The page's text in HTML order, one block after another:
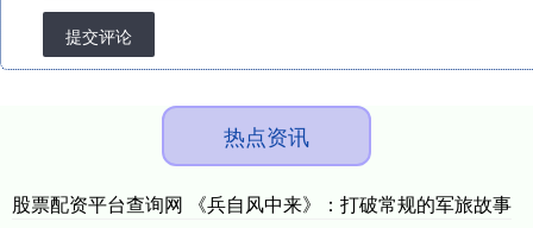
提交评论
热点资讯
股票配资平台查询网 《兵自风中来》：打破常规的军旅故事